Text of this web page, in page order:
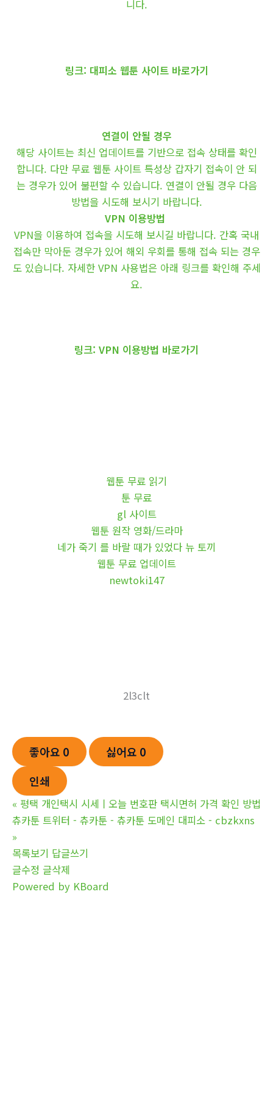
니다.
링크: 대피소 웹툰 사이트 바로가기
연결이 안될 경우
해당 사이트는 최신 업데이트를 기반으로 접속 상태를 확인
합니다. 다만 무료 웹툰 사이트 특성상 갑자기 접속이 안 되
는 경우가 있어 불편할 수 있습니다. 연결이 안될 경우 다음
방법을 시도해 보시기 바랍니다.
VPN 이용방법
VPN을 이용하여 접속을 시도해 보시길 바랍니다. 간혹 국내
접속만 막아둔 경우가 있어 해외 우회를 통해 접속 되는 경우
도 있습니다. 자세한 VPN 사용법은 아래 링크를 확인해 주세
요.
링크: VPN 이용방법 바로가기
웹툰 무료 읽기
툰 무료
gl 사이트
웹툰 원작 영화/드라마
네가 죽기 를 바랄 때가 있었다 뉴 토끼
웹툰 무료 업데이트
newtoki147
2l3clt
좋아요 0 싫어요 0
인쇄
« 평택 개인택시 시세ㅣ오늘 번호판 택시면허 가격 확인 방법
츄카툰 트위터 - 츄카툰 - 츄카툰 도메인 대피소 - cbzkxns
»
목록보기 답글쓰기
글수정 글삭제
Powered by KBoard